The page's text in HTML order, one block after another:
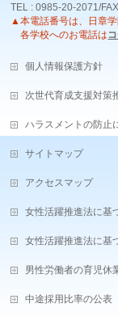
TEL : 0985-20-2071/
▲本電話番号は、日章
各学校へのお電話は
個人情報保護方針
次世代育成支援対策
ハラスメントの防止
サイトマップ
アクセスマップ
女性活躍推進法に基
女性活躍推進法に基
男性労働者の育児休
中途採用比率の公表